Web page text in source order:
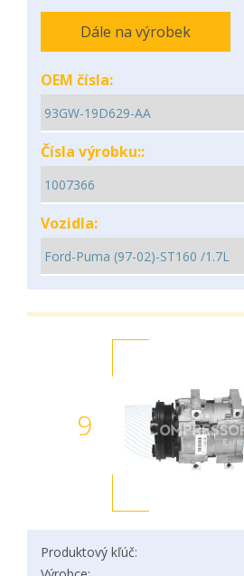
Dále na výrobek
OEM čísla:
Čísla výrobku::
Vozidla:
9
Produktový kľúč: